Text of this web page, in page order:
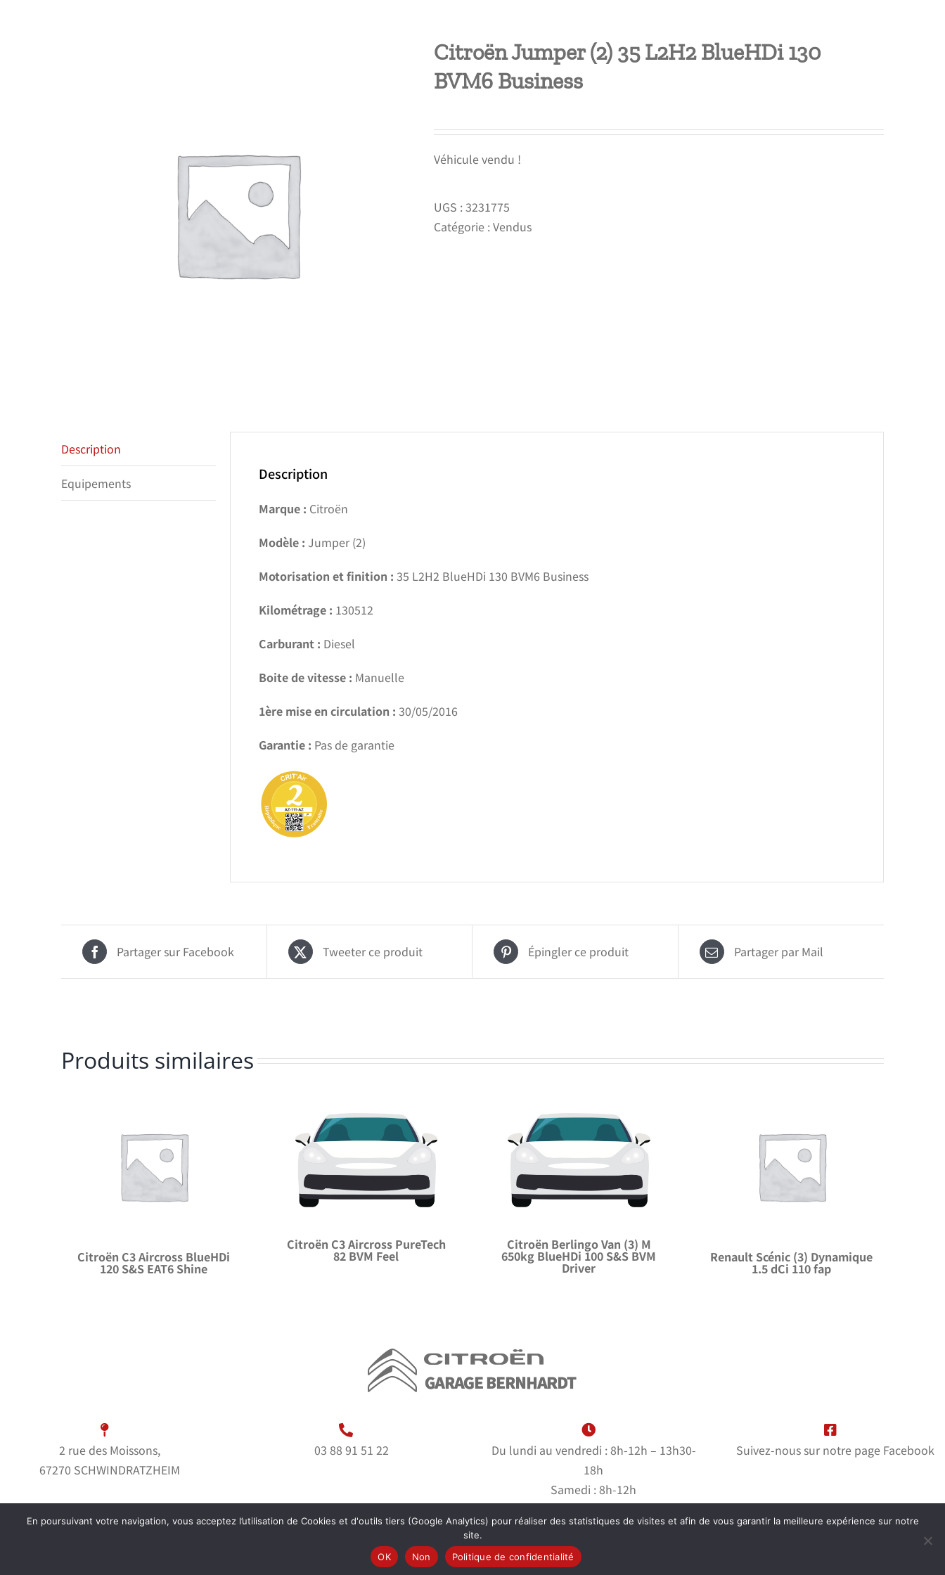
Citroën Jumper (2) 35 L2H2 BlueHDi 130
BVM6 Business
Véhicule vendu !
UGS :3231775
Catégorie :Vendus
Description
Equipements
Description
Marque : Citroën
Modèle : Jumper (2)
Motorisation et finition : 35 L2H2 BlueHDi 130 BVM6 Business
Kilométrage : 130512
Carburant : Diesel
Boite de vitesse : Manuelle
1ère mise en circulation : 30/05/2016
Garantie : Pas de garantie
Partager sur Facebook Tweeter ce produit Épingler ce produit Partager par Mail
Produits similaires
Citroën C3 Aircross BlueHDi
120 S&S EAT6 Shine
Citroën C3 Aircross PureTech
82 BVM Feel
Citroën Berlingo Van (3) M
650kg BlueHDi 100 S&S BVM
Driver
Renault Scénic (3) Dynamique
1.5 dCi 110 fap
2 rue des Moissons,
67270 SCHWINDRATZHEIM
03 88 91 51 22
Du lundi au vendredi : 8h-12h – 13h30-
18h
Samedi : 8h-12h
Dimanche : fermé
Suivez-nous sur notre page Facebook
Mentions Légales | Politique de Confidentialité
En poursuivant votre navigation, vous acceptez l’utilisation de Cookies et d'outils tiers (Google Analytics) pour réaliser des statistiques de visites et afin de vous garantir la meilleure expérience sur notre
site.
OK
Non Politique de confidentialité